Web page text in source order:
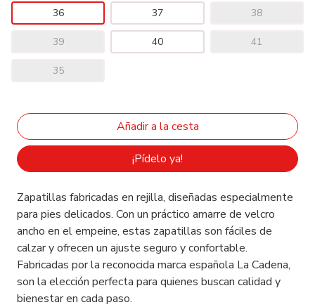
36 37 38
39 40 41
35
¡Pídelo ya!
Zapatillas fabricadas en rejilla, diseñadas especialmente
para pies delicados. Con un práctico amarre de velcro
ancho en el empeine, estas zapatillas son fáciles de
calzar y ofrecen un ajuste seguro y confortable.
Fabricadas por la reconocida marca española La Cadena,
son la elección perfecta para quienes buscan calidad y
bienestar en cada paso.